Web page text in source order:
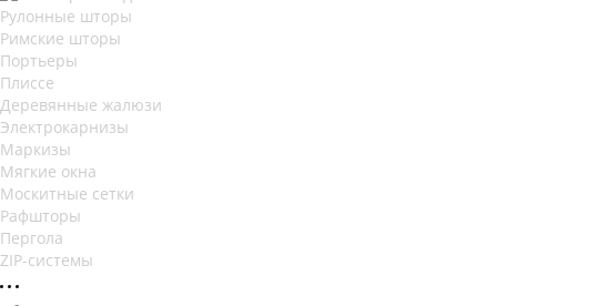
Рулонные шторы
Римские шторы
Портьеры
Плиссе
Деревянные жалюзи
Электрокарнизы
Маркизы
Мягкие окна
Москитные сетки
Рафшторы
Пергола
ZIP-системы